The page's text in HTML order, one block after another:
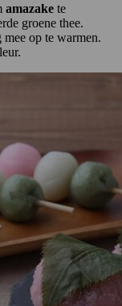
amazake te
groene thee.
op te warmen.